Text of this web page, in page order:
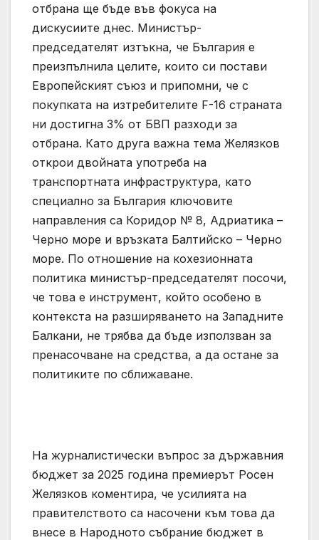
отбрана ще бъде във фокуса на
дискусиите днес. Министър-
председателят изтъкна, че България е
преизпълнила целите, които си постави
Европейският съюз и припомни, че с
покупката на изтребителите F-16 страната
ни достигна 3% от БВП разходи за
отбрана. Като друга важна тема Желязков
открои двойната употреба на
транспортната инфраструктура, като
специално за България ключовите
направления са Коридор № 8, Адриатика –
Черно море и връзката Балтийско – Черно
море. По отношение на кохезионната
политика министър-председателят посочи,
че това е инструмент, който особено в
контекста на разширяването на Западните
Балкани, не трябва да бъде използван за
пренасочване на средства, а да остане за
политиките по сближаване.
На журналистически въпрос за държавния
бюджет за 2025 година премиерът Росен
Желязков коментира, че усилията на
правителството са насочени към това да
внесе в Народното събрание бюджет в